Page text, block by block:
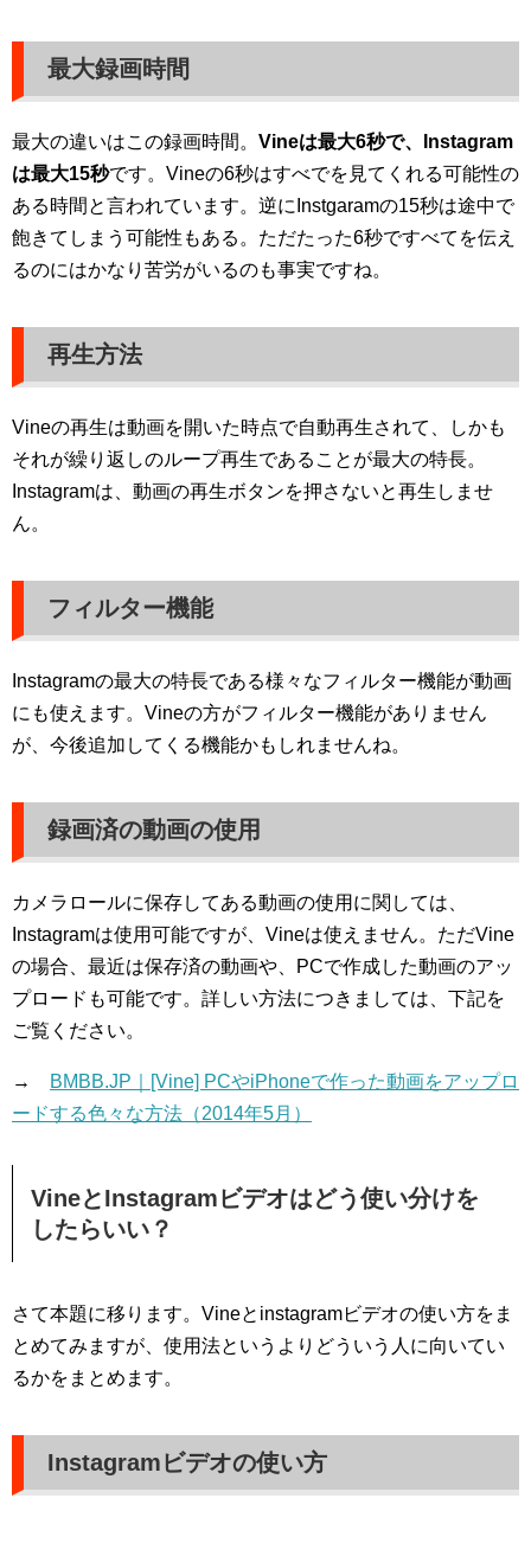
最大録画時間
最大の違いはこの録画時間。 Vineは最大6秒で、Instagram
は最大15秒です。Vineの6秒はすべでを見てくれる可能性の
ある時間と言われています。逆にInstgaramの15秒は途中で
飽きてしまう可能性もある。ただたった6秒ですべてを伝え
るのにはかなり苦労がいるのも事実ですね。
再生方法
Vineの再生は動画を開いた時点で自動再生されて、しかも
それが繰り返しのループ再生であることが最大の特長。
Instagramは、動画の再生ボタンを押さないと再生しませ
ん。
フィルター機能
Instagramの最大の特長である様々なフィルター機能が動画
にも使えます。Vineの方がフィルター機能がありません
が、今後追加してくる機能かもしれませんね。
録画済の動画の使用
カメラロールに保存してある動画の使用に関しては、
Instagramは使用可能ですが、Vineは使えません。ただVine
の場合、最近は保存済の動画や、PCで作成した動画のアッ
プロードも可能です。詳しい方法につきましては、下記を
ご覧ください。
→
BMBB.JP｜[Vine] PCやiPhoneで作った動画をアップロ
ードする色々な方法（2014年5月）
VineとInstagramビデオはどう使い分けを
したらいい？
さて本題に移ります。Vineとinstagramビデオの使い方をま
とめてみますが、使用法というよりどういう人に向いてい
るかをまとめます。
Instagramビデオの使い方